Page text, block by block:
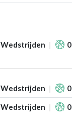
Wedstrijden 0
Wedstrijden 0
Wedstrijden 0